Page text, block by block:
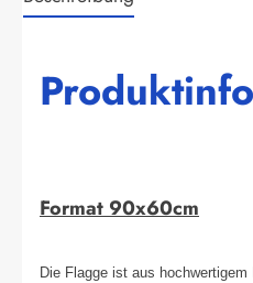
Format 90x60cm
Die Flagge ist aus